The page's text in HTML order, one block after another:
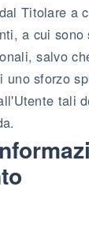
Titolare a
a cui sono
salvo
sforzo
tali